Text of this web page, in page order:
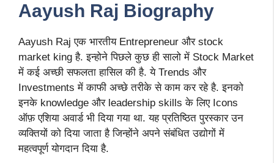
Aayush Raj Biography
Aayush Raj एक भारतीय Entrepreneur और stock
market king है. इन्होने पिछले कुछ ही सालो में Stock Market
में कई अच्छी सफलता हासिल की है. ये Trends और
Investments में काफी अच्छे तरीके से काम कर रहे है. इनको
इनके knowledge और leadership skills के लिए Icons
ऑफ़ एशिया अवार्ड भी दिया गया था. यह प्रतिष्ठित पुरस्कार उन
व्यक्तियों को दिया जाता है जिन्होंने अपने संबंधित उद्योगों में
महत्वपूर्ण योगदान दिया है.